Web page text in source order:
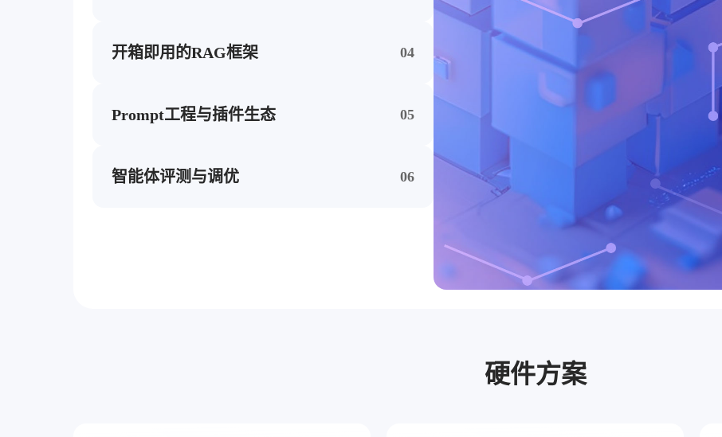
件，提供可视化调试
开箱即用的RAG框架 04
支持灵活编排与多路检索
Prompt工程与插件生态 05
选择，构建丰富的插件生态
智能体评测与调优 06
硬件方案